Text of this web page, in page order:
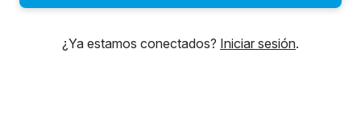
Materiales
¿Ya estamos conectados? Iniciar sesión.